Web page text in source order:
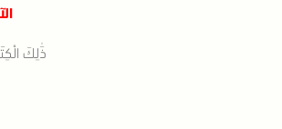
الآية 2
ذَٰلِكَ